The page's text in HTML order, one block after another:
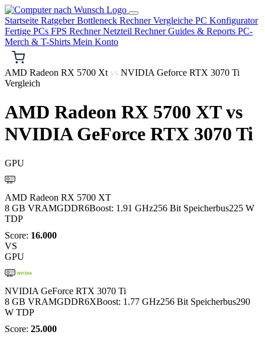
Startseite RatgeberBottleneck RechnerVergleiche PC Konfigurator
Fertige PCs FPS RechnerNetzteil RechnerGuides & Reports PC-
Merch & T-Shirts Mein Konto
AMD Radeon RX 5700 Xt vs NVIDIA Geforce RTX 3070 Ti
Vergleich
AMD Radeon RX 5700 XTvs
NVIDIA GeForce RTX 3070 Ti
GPU
AMD Radeon RX 5700 XT
8 GB VRAMGDDR6Boost: 1.91 GHz256 Bit Speicherbus225 W
TDP
Score: 16.000
VS
GPU
NVIDIA
NVIDIA GeForce RTX 3070 Ti
8 GB VRAMGDDR6XBoost: 1.77 GHz256 Bit Speicherbus290
W TDP
Score: 25.000